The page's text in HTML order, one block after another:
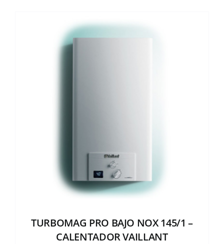
TURBOMAG PRO BAJO NOX 145/1 –
CALENTADOR VAILLANT